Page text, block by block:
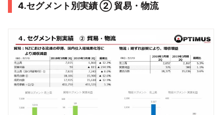
4.セグメント別実績 ② 貿易・物流